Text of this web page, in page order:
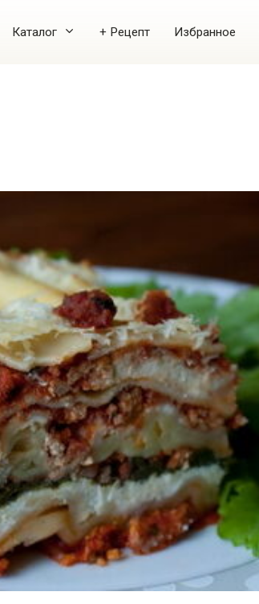
Каталог + Рецепт Избранное